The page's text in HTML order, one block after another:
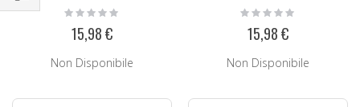
Rating:
0%
15,98 €
Non Disponibile
Rating:
0%
15,98 €
Non Disponibile
Naviga